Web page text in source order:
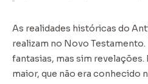
As realidades históricas do
realizam no Novo
fantasias, mas sim revelações.
maior, que não era conhecido